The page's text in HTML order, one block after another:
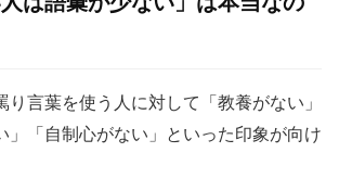
り言葉を使う人に対して「教養がない」
」「自制心がない」といった印象が向け